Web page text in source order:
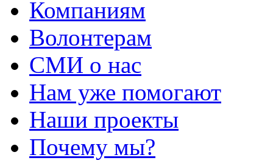
Компаниям
Волонтерам
СМИ о нас
Нам уже помогают
Наши проекты
Почему мы?